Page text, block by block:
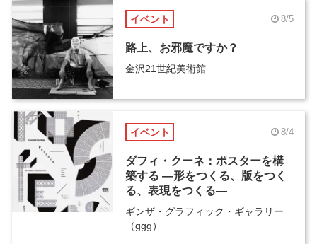
イベント 8/5
路上、お邪魔ですか？
金沢21世紀美術館
イベント 8/4
ダフィ・クーネ：ポスターを構
築する ―形をつくる、版をつく
る、表現をつくる―
ギンザ・グラフィック・ギャラリー
（ggg）